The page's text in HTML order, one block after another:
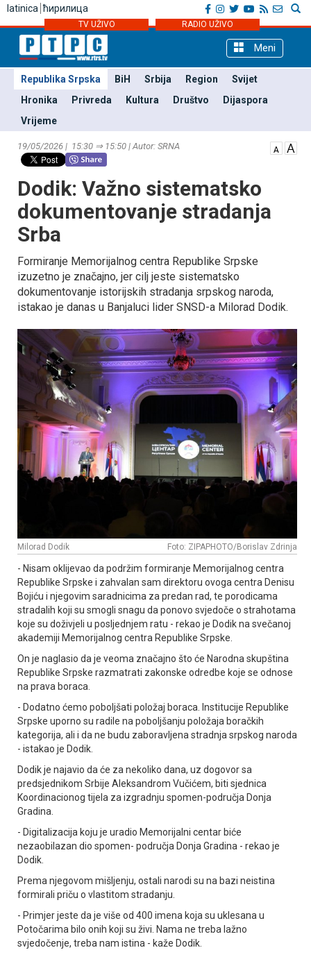
latinica ћирилица
TV UŽIVO RADIO UŽIVO
Meni
Republika Srpska BiH Srbija Region
Svijet
Hronika
Privreda Kultura Društvo
Dijaspora
Vrijeme
19/05/2026 | 15:30 ⇒ 15:50 | Autor: SRNA
Dodik: Važno sistematsko
dokumentovanje stradanja
Srba
Formiranje Memorijalnog centra Republike Srpske
izuzetno je značajno, jer cilj jeste sistematsko
dokumentovanje istorijskih stradanja srpskog naroda,
istakao je danas u Banjaluci lider SNSD-a Milorad Dodik.
Milorad Dodik Foto: ZIPAPHOTO/Borislav Zdrinja
- Nisam oklijevao da podržim formiranje Memorijalnog centra
Republike Srpske i zahvalan sam direktoru ovoga centra Denisu
Bojiću i njegovim saradnicima za predan rad, te porodicama
stradalih koji su smogli snagu da ponovo svjedoče o strahotama
koje su doživjeli u posljednjem ratu - rekao je Dodik na svečanoj
akademiji Memorijalnog centra Republike Srpske.
On je naglasio da je veoma značajno što će Narodna skupština
Republike Srpske razmatrati zakonske odredbe koje se odnose
na prava boraca.
- Dodatno ćemo poboljšati položaj boraca. Institucije Republike
Srpske uporno su radile na poboljšanju položaja boračkih
kategorija, ali i da ne budu zaboravljena stradnja srpskog naroda
- istakao je Dodik.
Dodik je najavio da će za nekoliko dana, uz dogovor sa
predsjednikom Srbije Aleksandrom Vučićem, biti sjednica
Koordinacionog tijela za izgradnju spomen-područja Donja
Gradina.
- Digitalizacija koju je uradio Memorijalni centar biće
nezaobilazan dio spomen- područja Donja Gradina - rekao je
Dodik.
Prema njegovom mišljenju, ostali narodi su na bazi neistina
formirali priču o vlastitom stradanju.
- Primjer jeste da je više od 400 imena koja su uklesana u
Potočarima bilo onih koji su živi. Nama ne treba lažno
svjedočenje, treba nam istina - kaže Dodik.